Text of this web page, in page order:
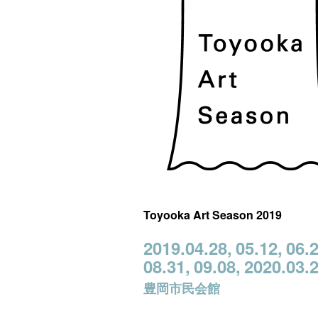
Toyooka Art Season 2019
2019.04.28, 05.12,
08.31, 09.08,
豊岡市民会館